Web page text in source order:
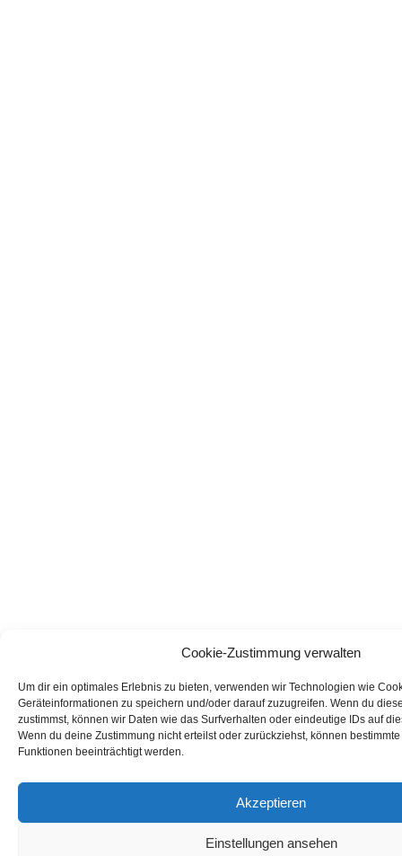
Cookie-Zustimmung verwalten
Um dir ein optimales Erlebnis zu bieten, verwenden wir Technologien wie
Geräteinformationen zu speichern und/oder darauf zuzugreifen. Wenn du
zustimmst, können wir Daten wie das Surfverhalten oder eindeutige IDs auf
Wenn du deine Zustimmung nicht erteilst oder zurückziehst, können
Funktionen beeinträchtigt werden.
Akzeptieren
Einstellungen ansehen